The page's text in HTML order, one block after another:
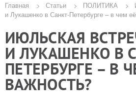
Строка
навигации
Главная Статьи ПОЛИТИКА
и Лукашенко в Санкт-Петербурге – в чем
ИЮЛЬСКАЯ
И ЛУКАШЕНКО В
ПЕТЕРБУРГЕ – В
ВАЖНОСТЬ?